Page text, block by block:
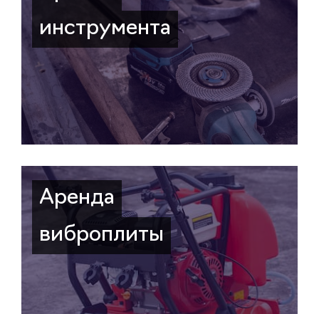
инструмента
Аренда
виброплиты